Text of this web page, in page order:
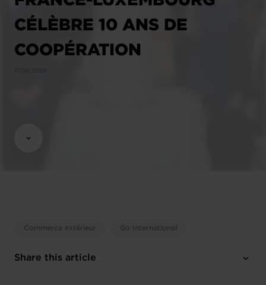
CÉLÈBRE 10 ANS DE
COOPÉRATION
Commerce extérieur Go International
Share this article